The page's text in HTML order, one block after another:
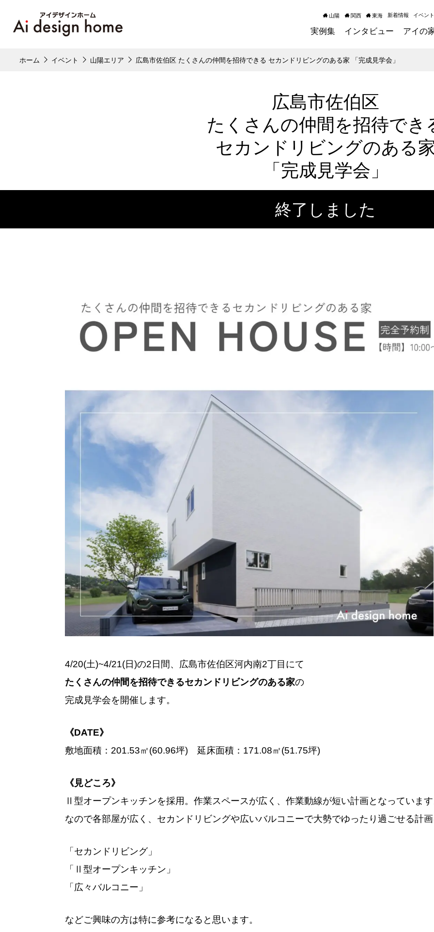
山陽 関西 東海 新着情報 イベン
実例集 インタビュー アイの
ホーム イベント 山陽エリア 広島市佐伯区 たくさんの仲間を招待できる セカンドリビングのある家 「完成見学会」
広島市佐伯区
たくさんの仲間を招待でき
セカンドリビングのある
「完成見学会」
4/20(土)~4/21(日)の2日間、広島市佐伯区河内南2丁目にて
たくさんの仲間を招待できるセカンドリビングのある家の
完成見学会を開催します。
《DATE》
敷地面積：201.53㎡(60.96坪) 延床面積：171.08㎡(51.75坪)
《見どころ》
Ⅱ型オープンキッチンを採用。作業スペースが広く、作業動線が短い計画となっていま
なので各部屋が広く、セカンドリビングや広いバルコニーで大勢でゆったり過ごせる計
「セカンドリビング」
「Ⅱ型オープンキッチン」
「広々バルコニー」
などご興味の方は特に参考になると思います。